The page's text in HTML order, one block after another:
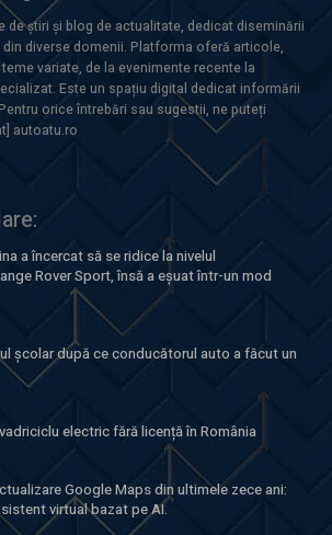
de știri și blog de actualitate, dedicat diseminării
diverse domenii. Platforma oferă articole,
variate, de la evenimente recente la
Este un spațiu digital dedicat informării
orice întrebări sau sugestii, ne puteți
autoatu.ro
a încercat să se ridice la nivelul
Rover Sport, însă a eșuat într-un mod
școlar după ce conducătorul auto a făcut un
electric fără licență în România
Google Maps din ultimele zece ani:
virtual bazat pe AI.